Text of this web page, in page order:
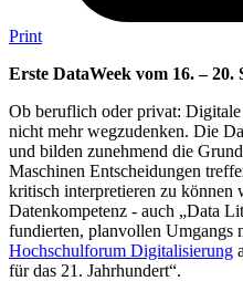
Print
Erste DataWeek vom 16. – 20.
Ob beruflich oder privat: Digitale
nicht mehr wegzudenken. Die
und bilden zunehmend die
Maschinen Entscheidungen
kritisch interpretieren zu können
Datenkompetenz - auch „Data
fundierten, planvollen Umgangs
Hochschulforum Digitalisierung
für das 21. Jahrhundert“.